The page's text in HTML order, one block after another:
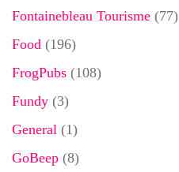
Fontainebleau Tourisme (77)
Food (196)
FrogPubs (108)
Fundy (3)
General (1)
GoBeep (8)